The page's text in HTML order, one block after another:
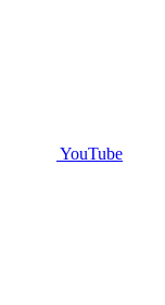
YouTube